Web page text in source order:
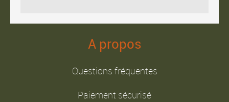
A propos
Questions fréquentes
Paiement sécurisé